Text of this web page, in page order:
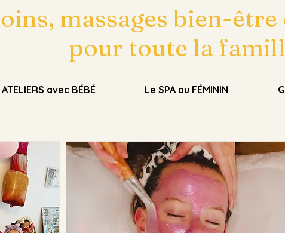
massages bien-
pour toute la
avec BÉBÉ Le SPA au FÉMININ